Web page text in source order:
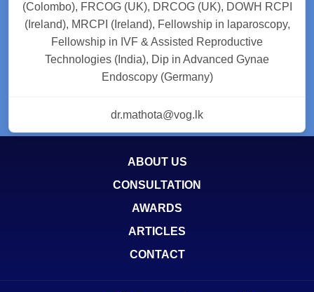
(Colombo), FRCOG (UK), DRCOG (UK), DOWH RCPI
(Ireland), MRCPI (Ireland), Fellowship in laparoscopy,
Fellowship in IVF & Assisted Reproductive
Technologies (India), Dip in Advanced Gynae
Endoscopy (Germany)
dr.mathota@vog.lk
ABOUT US
CONSULTATION
AWARDS
ARTICLES
CONTACT